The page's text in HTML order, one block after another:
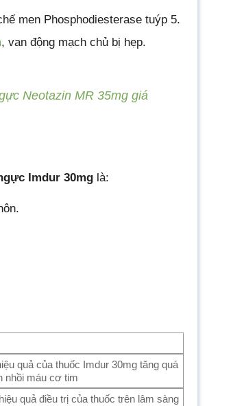
men Phosphodiesterase tuýp 5.
, van động mạch chủ bị hẹp.
Neotazin MR 35mg giá
Imdur 30mg là:
quả của thuốc Imdur 30mg tăng quá
nhồi máu cơ tim
quả điều trị của thuốc trên lâm sàng